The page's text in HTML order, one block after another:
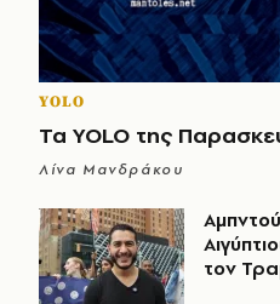
YOLO
Τα YOLO της
Λίνα Μανδράκου
τον